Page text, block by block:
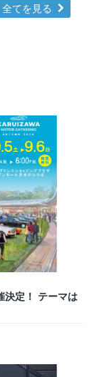
全てを見る
決定！ テーマは